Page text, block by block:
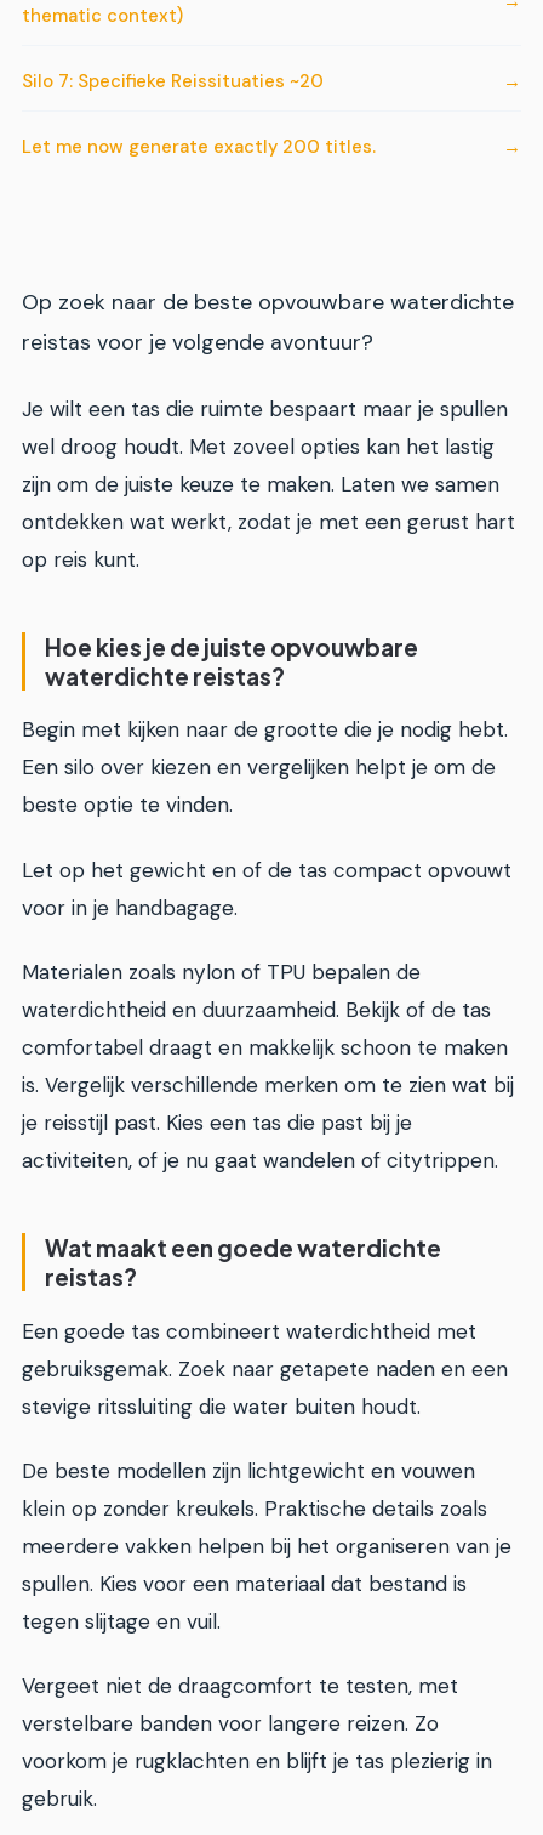
thematic context)
Silo 7: Specifieke Reissituaties ~20
Let me now generate exactly 200 titles.
Op zoek naar de beste opvouwbare waterdichte
reistas voor je volgende avontuur?
Je wilt een tas die ruimte bespaart maar je spullen
wel droog houdt. Met zoveel opties kan het lastig
zijn om de juiste keuze te maken. Laten we samen
ontdekken wat werkt, zodat je met een gerust hart
op reis kunt.
Hoe kies je de juiste opvouwbare
waterdichte reistas?
Begin met kijken naar de grootte die je nodig hebt.
Een silo over kiezen en vergelijken helpt je om de
beste optie te vinden.
Let op het gewicht en of de tas compact opvouwt
voor in je handbagage.
Materialen zoals nylon of TPU bepalen de
waterdichtheid en duurzaamheid. Bekijk of de tas
comfortabel draagt en makkelijk schoon te maken
is. Vergelijk verschillende merken om te zien wat bij
je reisstijl past. Kies een tas die past bij je
activiteiten, of je nu gaat wandelen of citytrippen.
Wat maakt een goede waterdichte
reistas?
Een goede tas combineert waterdichtheid met
gebruiksgemak. Zoek naar getapete naden en een
stevige ritssluiting die water buiten houdt.
De beste modellen zijn lichtgewicht en vouwen
klein op zonder kreukels. Praktische details zoals
meerdere vakken helpen bij het organiseren van je
spullen. Kies voor een materiaal dat bestand is
tegen slijtage en vuil.
Vergeet niet de draagcomfort te testen, met
verstelbare banden voor langere reizen. Zo
voorkom je rugklachten en blijft je tas plezierig in
gebruik.